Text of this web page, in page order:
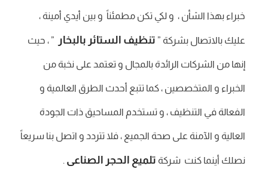
خبراء بهذا الشأن ، و لكي تكن مطمئناً و بين أيدي أمينة ،
عليك بالاتصال بشركة ” تنظيف الستائر بالبخار ” ، حيث
إنها من الشركات الرائدة بالمجال و تعتمد على نخبة من
الخبراء و المتخصصين ، كما تتبع أحدث الطرق العالمية و
الفعالة في التنظيف ، و تستخدم المساحيق ذات الجودة
العالية و الآمنة على صحة الجميع ، فلا تتردد و اتصل بنا سريعاً
نصلك أينما كنت شركة تلميع الحجر الصناعى .